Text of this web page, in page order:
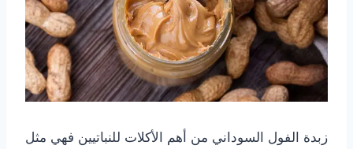
زبدة الفول السوداني من أهم الأكلات للنباتيين فهي مثل